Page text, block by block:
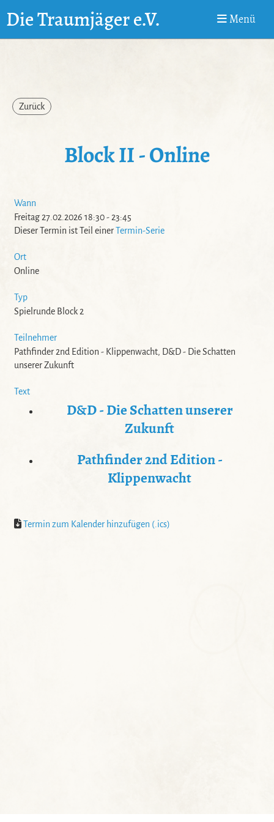
Die Traumjäger e.V. Menü
Zurück
Block II - Online
Wann
Freitag 27.02.2026 18:30 - 23:45
Dieser Termin ist Teil einerTermin-Serie
Ort
Online
Typ
Spielrunde Block 2
Teilnehmer
Pathfinder 2nd Edition - Klippenwacht, D&D - Die Schatten
unserer Zukunft
Text
D&D - Die Schatten unserer
Zukunft
Pathfinder 2nd Edition -
Klippenwacht
Termin zum Kalender hinzufügen (.ics)